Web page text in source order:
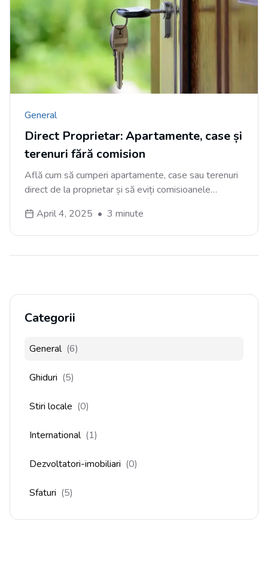
General
Direct Proprietar: Apartamente, case și
terenuri fără comision
Află cum să cumperi apartamente, case sau terenuri
direct de la proprietar și să eviți comisioanele
sfaturile esențiale pentru o tranzacție de succes.
April 4, 2025 • 3 minute
Categorii
General (6)
Ghiduri (5)
Stiri locale (0)
International (1)
Dezvoltatori-imobiliari (0)
Sfaturi (5)